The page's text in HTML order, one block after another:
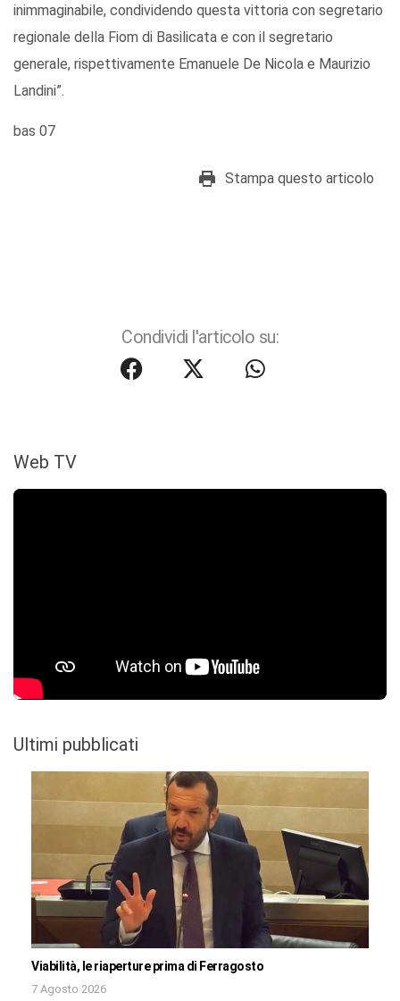
inimmaginabile, condividendo questa vittoria con segretario
regionale della Fiom di Basilicata e con il segretario
generale, rispettivamente Emanuele De Nicola e Maurizio
Landini”.
bas 07
Stampa questo articolo
Condividi l'articolo su:
Web TV
Ultimi pubblicati
Viabilità, le riaperture prima di Ferragosto
7 Agosto 2026